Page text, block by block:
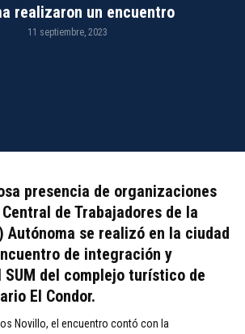
realizaron un encuentro
11 septiembre, 2023
presencia de organizaciones
de Trabajadores de la
Autónoma se realizó en la ciudad
de integración y
del complejo turístico de
El Condor.
Novillo, el encuentro contó con la